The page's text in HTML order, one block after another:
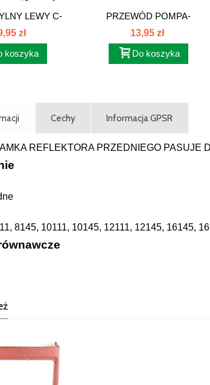
LEWY C-
zł
koszyka
PRZEWÓD POMPA-
KOLANO C-385 89013002
13,95 zł
Do koszyka
Cechy Informacja GPSR
REFLEKTORA PRZEDNIEGO PASUJE
8145, 10111, 10145, 12111, 12145, 16145,